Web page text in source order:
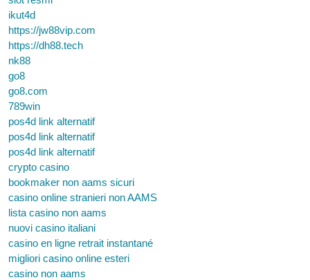
ikut4d
https://jw88vip.com
https://dh88.tech
nk88
go8
go8.com
789win
pos4d link alternatif
pos4d link alternatif
pos4d link alternatif
crypto casino
bookmaker non aams sicuri
casino online stranieri non AAMS
lista casino non aams
nuovi casino italiani
casino en ligne retrait instantané
migliori casino online esteri
casino non aams